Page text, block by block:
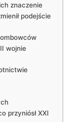
znaczenie
podejście
wojnie
przyniósł XXI